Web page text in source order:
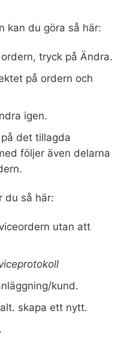
kan du göra så här:
tryck på Ändra.
på ordern och
igen.
det tillagda
följer även delarna
du så här:
utan att
kund.
skapa ett nytt.